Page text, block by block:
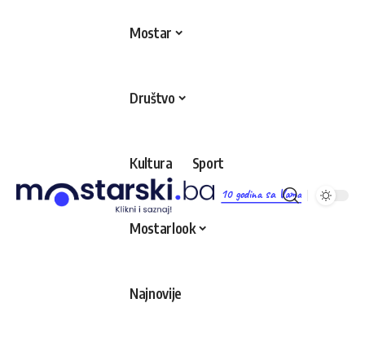
10 godina sa Vama
Mostar
Društvo
Kultura Sport
Mostarlook
Najnovije